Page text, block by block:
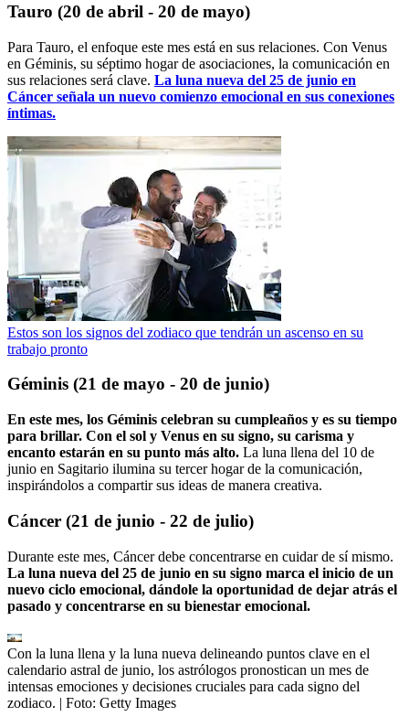
Tauro (20 de abril - 20 de mayo)
Para Tauro, el enfoque este mes está en sus relaciones. Con Venus
en Géminis, su séptimo hogar de asociaciones, la comunicación en
sus relaciones será clave. La luna nueva del 25 de junio en
Cáncer señala un nuevo comienzo emocional en sus conexiones
íntimas.
Estos son los signos del zodiaco que tendrán un ascenso en su
trabajo pronto
Géminis (21 de mayo - 20 de junio)
En este mes, los Géminis celebran su cumpleaños y es su tiempo
para brillar. Con el sol y Venus en su signo, su carisma y
encanto estarán en su punto más alto. La luna llena del 10 de
junio en Sagitario ilumina su tercer hogar de la comunicación,
inspirándolos a compartir sus ideas de manera creativa.
Cáncer (21 de junio - 22 de julio)
Durante este mes, Cáncer debe concentrarse en cuidar de sí mismo.
La luna nueva del 25 de junio en su signo marca el inicio de un
nuevo ciclo emocional, dándole la oportunidad de dejar atrás el
pasado y concentrarse en su bienestar emocional.
Con la luna llena y la luna nueva delineando puntos clave en el
calendario astral de junio, los astrólogos pronostican un mes de
intensas emociones y decisiones cruciales para cada signo del
zodiaco. | Foto: Getty Images